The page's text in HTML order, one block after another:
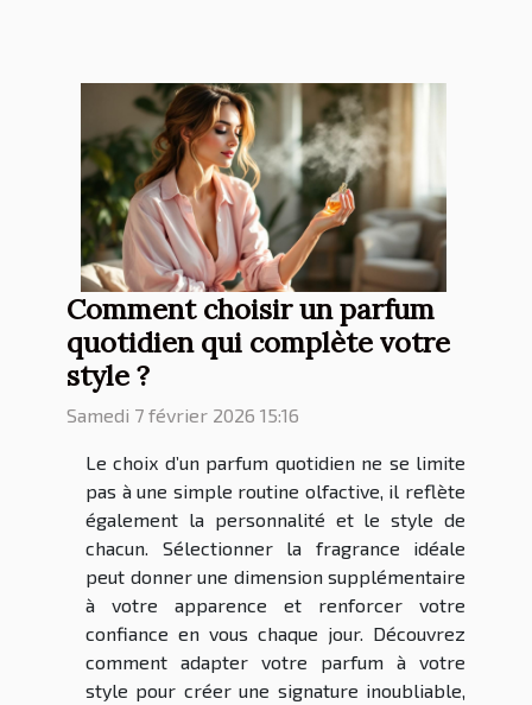
Comment choisir un parfum
quotidien qui complète votre
style ?
Samedi 7 février 2026 15:16
Le choix d’un parfum quotidien ne se limite
pas à une simple routine olfactive, il reflète
également la personnalité et le style de
chacun. Sélectionner la fragrance idéale
peut donner une dimension supplémentaire
à votre apparence et renforcer votre
confiance en vous chaque jour. Découvrez
comment adapter votre parfum à votre
style pour créer une signature inoubliable,